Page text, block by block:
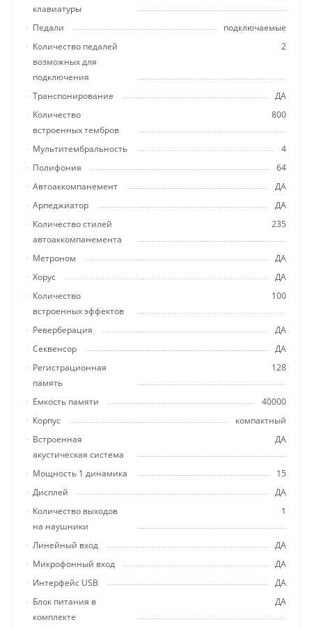
клавиатуры
Педали
подключаемые
Количество педалей
возможных для
подключения
2
Транспонирование
ДА
Количество
встроенных тембров
800
Мультитембральность
4
Полифония
64
Автоаккомпанемент
ДА
Арпеджиатор
ДА
Количество стилей
автоаккомпанемента
235
Метроном
ДА
Хорус
ДА
Количество
встроенных эффектов
100
Реверберация
ДА
Секвенсор
ДА
Регистрационная
память
128
Емкость памяти
40000
Корпус
компактный
Встроенная
акустическая система
ДА
Мощность 1 динамика
15
Дисплей
ДА
Количество выходов
на наушники
1
Линейный вход
ДА
Микрофонный вход
ДА
Интерфейс USB
ДА
Блок питания в
комплекте
ДА